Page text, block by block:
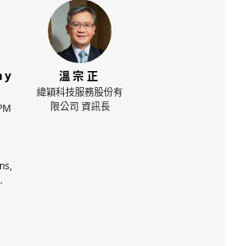
溫宗正
緯穎科技服務股份有
限公司 資訊長